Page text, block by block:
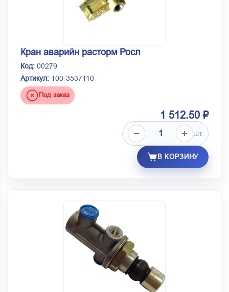
Кран аварийн расторм Росл
Код: 00279
Артикул: 100-3537110
Под заказ
1 512.50 ₽
шт.
В КОРЗИНУ